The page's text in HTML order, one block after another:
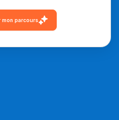
دليل المهن
ما يزيد عن 149 مهنة
mon parcours